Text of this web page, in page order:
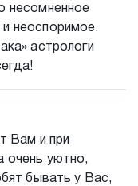
несомненное
неоспоримое.
астрологи
Вам и при
очень уютно,
бывать у Вас,